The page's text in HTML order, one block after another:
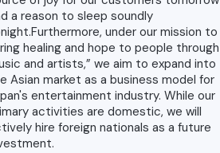
a reason to sleep soundly
under our mission to
healing and hope to people through
and artists,” we aim to expand into
Asian market as a business model for
entertainment industry. While our
activities are domestic, we will
hire foreign nationals as a future